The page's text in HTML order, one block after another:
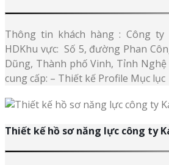
Thông tin khách hàng : Công ty
HDKhu vực: Số 5, đường Phan
Dũng, Thành phố Vinh, Tỉnh Nghệ
cung cấp: – Thiết kế Profile Mục lục
Thiết kế hồ sơ năng lực công ty